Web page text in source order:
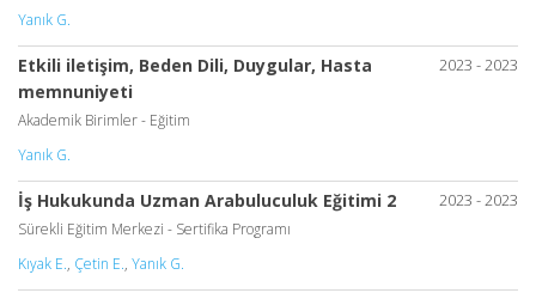
Yanık G.
2023 - 2023
Etkili iletişim, Beden Dili, Duygular, Hasta
memnuniyeti
Akademik Birimler - Eğitim
Yanık G.
2023 - 2023
İş Hukukunda Uzman Arabuluculuk Eğitimi 2
Sürekli Eğitim Merkezi - Sertifika Programı
Kıyak E., Çetin E., Yanık G.